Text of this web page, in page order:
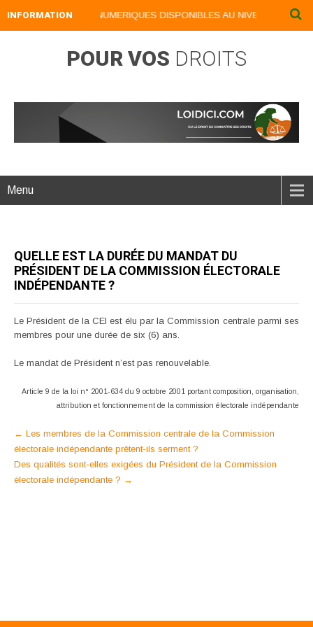
INFORMATION
NOS LIVRES NUMERIQUES DISPONIBLES AU NIVEAU DU
POUR VOS DROITS
Menu
QUELLE EST LA DURÉE DU MANDAT DU
PRÉSIDENT DE LA COMMISSION ÉLECTORALE
INDÉPENDANTE ?
Le Président de la CEI est élu par la Commission centrale parmi ses
membres pour une durée de six (6) ans.
Le mandat de Président n’est pas renouvelable.
Article 9 de la loi n° 2001-634 du 9 octobre 2001 portant composition, organisation,
attribution et fonctionnement de la commission électorale indépendante
Post
navigation
← Les membres de la Commission centrale de la Commission
électorale indépendante prêtent-ils serment ?
Des qualités sont-elles exigées du Président de la Commission
électorale indépendante ? →